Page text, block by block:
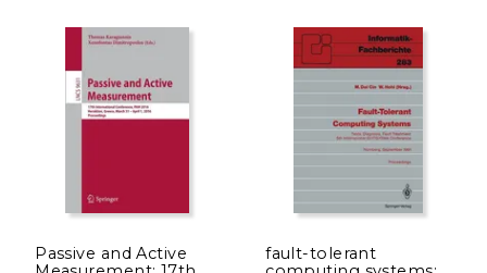
12% 6%
Passive and Active
fault-tolerant